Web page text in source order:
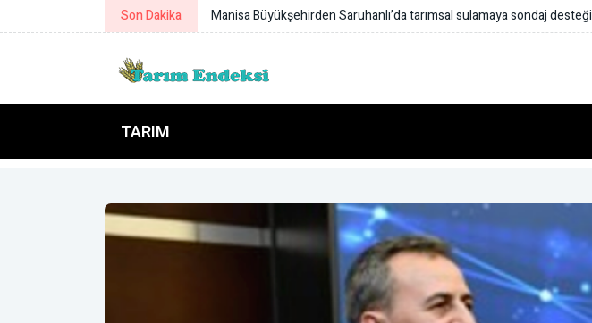
Son Dakika Manisa Büyükşehirden Saruhanlı’da tarımsal sulamaya sondaj desteği
TARIM